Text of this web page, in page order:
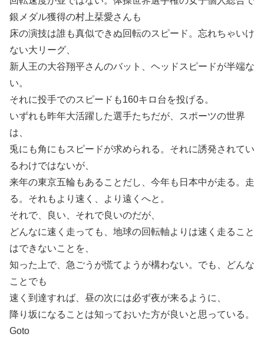
銀メダル獲得の村上栞愛さんも
床の演技は誰も真似できぬ回転のスピード。忘れちゃいけ
ない大リーグ、
新人王の大谷翔平さんのバット、ヘッドスピードが半端な
い。
それに投手でのスピードも160キロ台を投げる。
いずれも昨年大活躍した選手たちだが、スポーツの世界
は、
兎にも角にもスピードが求められる。それに誘発されてい
るわけではないが、
来年の東京五輪もあることだし、今年も日本中が走る。走
る。それもより速く、より遠くへと。
それで、良い、それで良いのだが、
どんなに速く走っても、地球の回転軸よりは速く走ること
はできないことを、
知った上で、急ごうが慌てようが構わない。でも、どんな
ことでも
速く到達すれば、昼の次には必ず夜が来るように、
降り坂になることは知っておいた方が良いと思っている。
Goto